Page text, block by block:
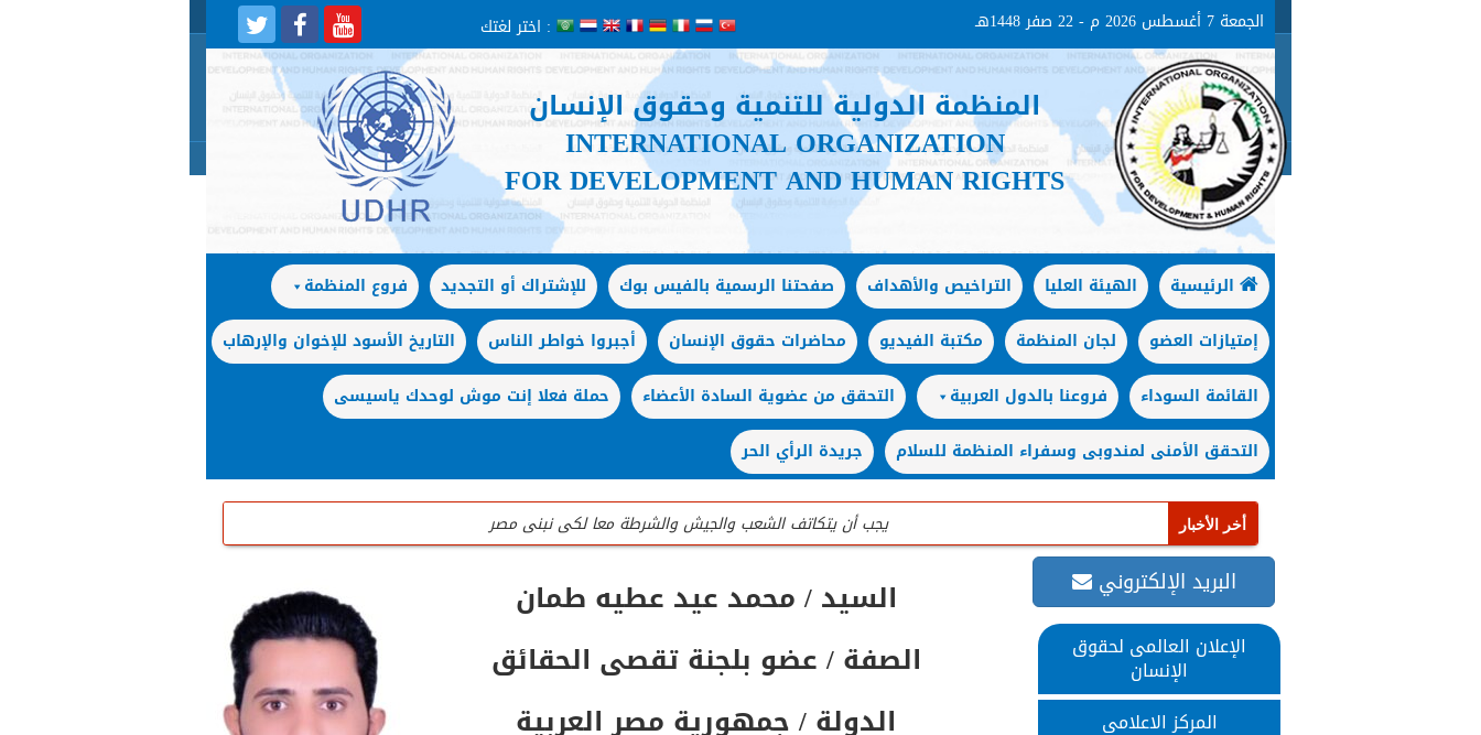
الجمعة 7 أغسطس 2026 م - 22 صفر 1448هـ اختر لغتك :
المنظمة الدولية للتنمية وحقوق الإنسان
INTERNATIONAL ORGANIZATION
FOR DEVELOPMENT AND HUMAN RIGHTS
الرئيسية الهيئة العليا التراخيص والأهداف صفحتنا الرسمية بالفيس بوك للإشتراك أو التجديد
فروع المنظمة
إمتيازات العضو
لجان المنظمة مكتبة الفيديو محاضرات حقوق الإنسان أجبروا خواطر الناس
التاريخ الأسود للإخوان والإرهاب
القائمة السوداء
فروعنا بالدول العربية التحقق من عضوية السادة الأعضاء
حملة فعلا إنت موش لوحدك ياسيسى
التحقق الأمنى لمندوبى وسفراء المنظمة للسلام
جريدة الرأي الحر
يجب أن يتكاتف الشعب والجيش والشرطة معا لكى نبنى مصر
جميع لجان المنظمة عمل تطوعى وليست وظيفه
تليفون / واتس المنظمة الرئيسى للتواصل والإستفسار / 0201020407090
البريد الإلكتروني
الإعلان العالمى لحقوق
الإنسان
المركز الاعلامى
السيد / محمد عيد عطيه طمان
الصفة / عضو بلجنة تقصى الحقائق
الدولة / جمهورية مصر العربية